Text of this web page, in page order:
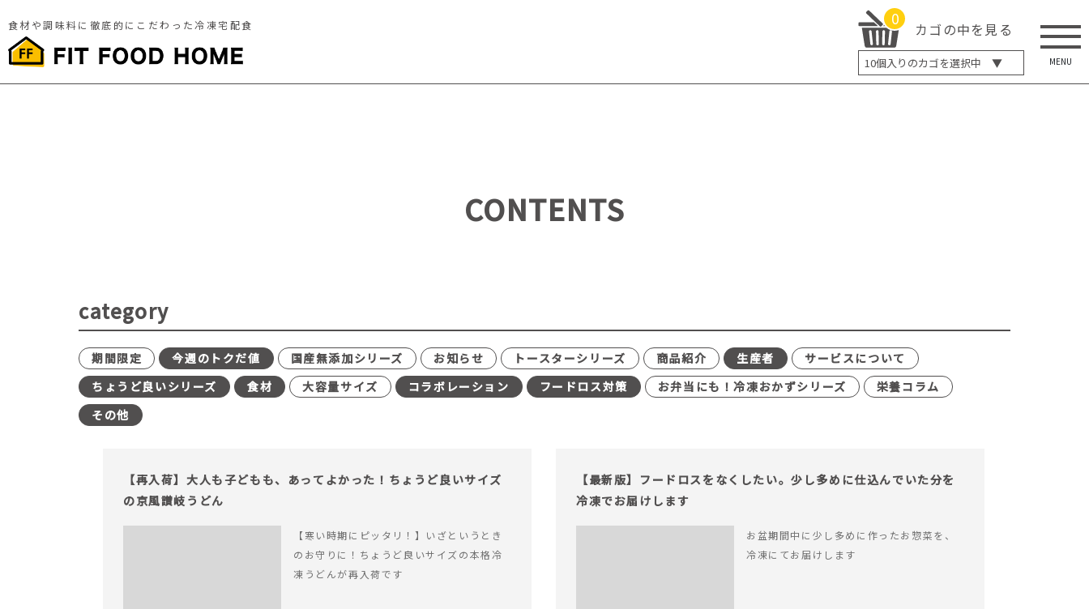
食材や調味料に徹底的にこだわった冷凍宅配食 0
カゴの中を見る
10個入りのカゴを選択中 ▼
5個入り
MENU
CONTENTS
category
期間限定 今週のトクだ値 国産無添加シリーズ お知らせ トースターシリーズ 商品紹介 生産者
サービスについて
ちょうど良いシリーズ
食材 大容量サイズ コラボレーション フードロス対策 お弁当にも！冷凍おかずシリーズ
栄養コラム
その他
【再入荷】大人も子どもも、あってよかった！ちょうど良いサイズ
の京風讃岐うどん
【寒い時期にピッタリ！】いざというとき
のお守りに！ちょうど良いサイズの本格冷
凍うどんが再入荷です
【最新版】フードロスをなくしたい。少し多めに仕込んでいた分を
冷凍でお届けします
お盆期間中に少し多めに作ったお惣菜を、
冷凍にてお届けします